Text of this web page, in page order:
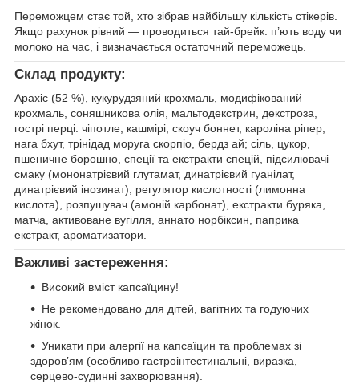
Переможцем стає той, хто зібрав найбільшу кількість стікерів.
Якщо рахунок рівний — проводиться тай-брейк: п’ють воду чи
молоко на час, і визначається остаточний переможець.
Склад продукту:
Арахіс (52 %), кукурудзяний крохмаль, модифікований
крохмаль, соняшникова олія, мальтодекстрин, декстроза,
гострі перці: чіпотле, кашмірі, скоуч боннет, кароліна ріпер,
нага бхут, трінідад моруга скорпіо, бердз ай; сіль, цукор,
пшеничне борошно, спеції та екстракти спецій, підсилювачі
смаку (мононатрієвий глутамат, динатрієвий гуанілат,
динатрієвий інозинат), регулятор кислотності (лимонна
кислота), розпушувач (амоній карбонат), екстракти буряка,
матча, активоване вугілля, аннато норбіксин, паприка
екстракт, ароматизатори.
Важливі застереження:
Високий вміст капсаїцину!
Не рекомендовано для дітей, вагітних та годуючих
жінок.
Уникати при алергії на капсаїцин та проблемах зі
здоров’ям (особливо гастроінтестинальні, виразка,
серцево-судинні захворювання).